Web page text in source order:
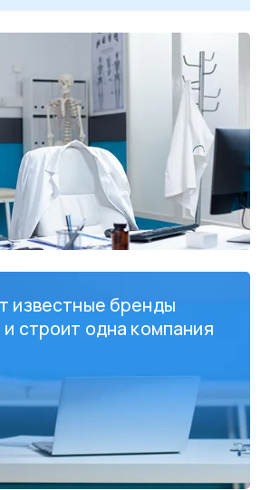
известные бренды
строит одна компания